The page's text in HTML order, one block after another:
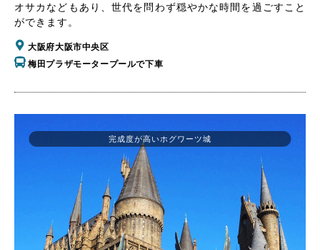
オサカなどもあり、世代を問わず穏やかな時間を過ごすこと
ができます。
大阪府大阪市中央区
梅田プラザモータープールで下車
完成度が高いホグワーツ城